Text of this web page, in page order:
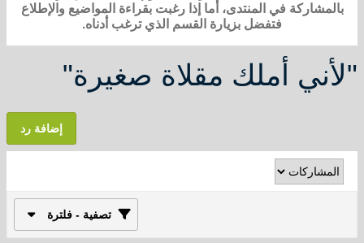
بالمشاركة في المنتدى، أما إذا رغبت بقراءة المواضيع والإطلاع
فتفضل بزيارة القسم الذي ترغب أدناه.
"لأني أملك مقلاة صغيرة"
إضافة رد
تصفية - فلترة